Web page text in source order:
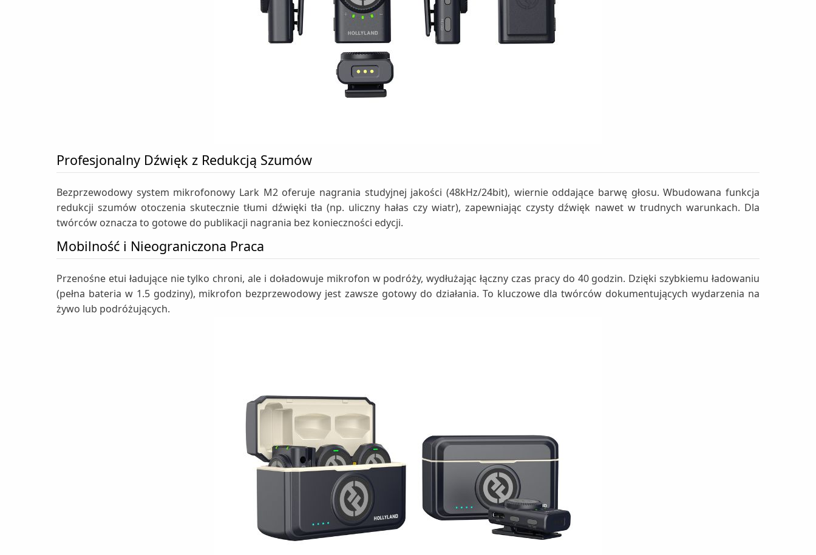
Profesjonalny Dźwięk z Redukcją Szumów
Bezprzewodowy system mikrofonowy Lark M2 oferuje nagrania studyjnej jakości (48kHz/24bit), wiernie oddające barwę głosu. Wbudowana funkcja
redukcji szumów otoczenia skutecznie tłumi dźwięki tła (np. uliczny hałas czy wiatr), zapewniając czysty dźwięk nawet w trudnych warunkach. Dla
twórców oznacza to gotowe do publikacji nagrania bez konieczności edycji.
Mobilność i Nieograniczona Praca
Przenośne etui ładujące nie tylko chroni, ale i doładowuje mikrofon w podróży, wydłużając łączny czas pracy do 40 godzin. Dzięki szybkiemu ładowaniu
(pełna bateria w 1.5 godziny), mikrofon bezprzewodowy jest zawsze gotowy do działania. To kluczowe dla twórców dokumentujących wydarzenia na
żywo lub podróżujących.